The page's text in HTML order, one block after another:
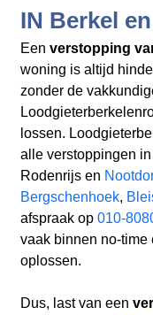
IN Berkel
Een verstopping
woning is altijd
zonder de
lossen.
alle verstoppingen
Rodenrijs en
Bergschenhoek,
afspraak op 010-
vaak binnen no-time
oplossen.
Dus, last van een